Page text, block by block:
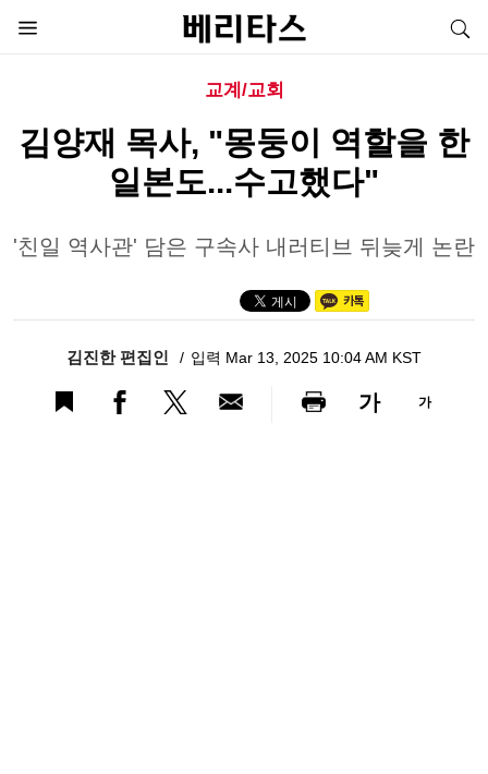
교계/교회
김양재 목사, "몽둥이 역할을 한
일본도...수고했다"
'친일 역사관' 담은 구속사 내러티브 뒤늦게 논란
김진한 편집인 입력 Mar 13, 2025 10:04 AM KST
가 가